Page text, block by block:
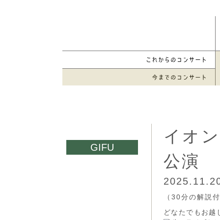
イオ
公演
（30分の解説
どなたでもお越